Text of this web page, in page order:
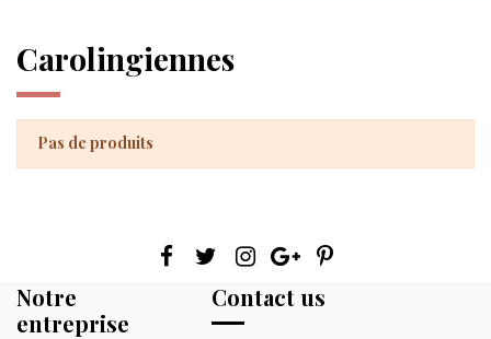
Carolingiennes
Pas de produits
Notre
entreprise
Contact us